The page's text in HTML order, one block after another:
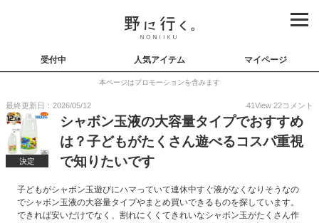
受付中 人気アイテム マイページ
本ページはプロモーションを含みます
最終更新日：2026/05/12 41View 22コメント
決定
シャボン玉液の大容量タイプでおすすめ
は？子どもがたくさん遊べるコスパ重視
で知りたいです
子どもがシャボン玉遊びにハマっていて連休中すぐ液がなくなりそうなの
でシャボン玉液の大容量タイプやまとめ買いできるものを探しています。
できれば安いだけでなく、割れにくくてきれいなシャボン玉がたくさん作